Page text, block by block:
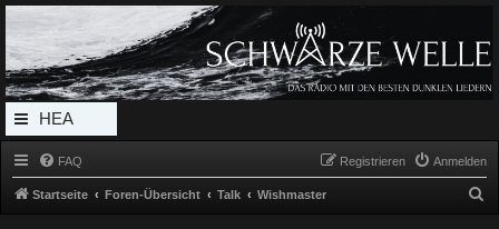
Radio Schwarze Welle Forum
Das Radio mit den Besten Dunklen Liedern
HEA
DERL
MEN
FAQ Anmelden
Registrieren
Startseite Foren-Übersicht Talk Wishmaster